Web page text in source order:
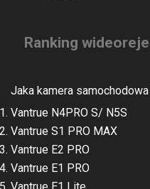
Ranking
Jaka kamera
Vantrue N4PRO S/ N5S
Vantrue S1 PRO MAX
Vantrue E2 PRO
Vantrue E1 PRO